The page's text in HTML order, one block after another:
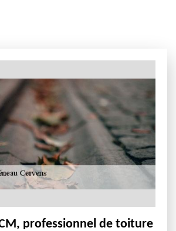
professionnel de toiture